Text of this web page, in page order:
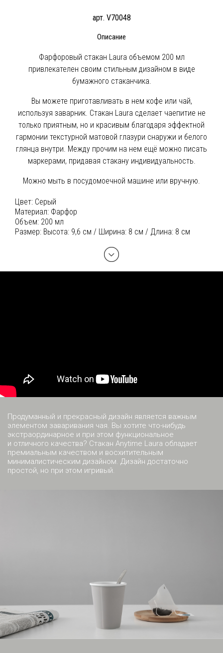
арт. V70048
Описание
Фарфоровый стакан Laura объемом 200 мл
привлекателен своим стильным дизайном в виде
бумажного стаканчика.
Вы можете приготавливать в нем кофе или чай,
используя заварник. Стакан Laura сделает чаепитие не
только приятным, но и красивым благодаря эффектной
гармонии текстурной матовой глазури снаружи и белого
глянца внутри. Между прочим на нем ещё можно писать
маркерами, придавая стакану индивидуальность.
Можно мыть в посудомоечной машине или вручную.
Цвет: Серый
Материал: Фарфор
Объем: 200 мл
Размер: Высота: 9,6 см / Ширина: 8 см / Длина: 8 см
Продуманный и прекрасный дизайн является важным
элементом заваривания чая. Вы хотите что-нибудь
экстраординарное и при этом функциональное
и отличного качества? Стакан Anytime Laura обладает
премиальным качеством и восхитительным
минималистическим дизайном. Дизайн достаточно
простой, но при этом игривый.